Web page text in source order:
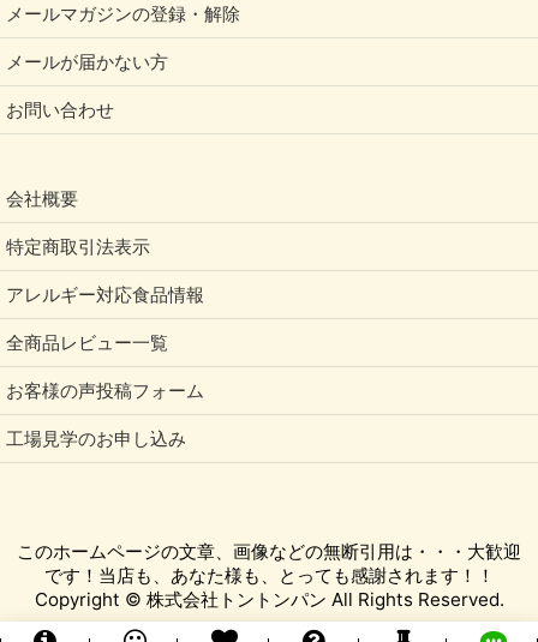
メールマガジンの登録・解除
メールが届かない方
お問い合わせ
会社概要
特定商取引法表示
アレルギー対応食品情報
全商品レビュー一覧
お客様の声投稿フォーム
工場見学のお申し込み
このホームページの文章、画像などの無断引用は・・・大歓迎
です！当店も、あなた様も、とっても感謝されます！！
Copyright © 株式会社トントンパン All Rights Reserved.